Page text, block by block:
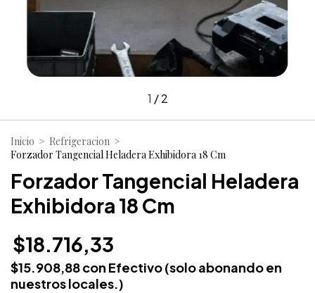
1 /2
Inicio > Refrigeracion >
Forzador Tangencial Heladera Exhibidora 18 Cm
Forzador Tangencial Heladera
Exhibidora 18 Cm
$18.716,33
$15.908,88con Efectivo (solo abonando en
nuestros locales.)